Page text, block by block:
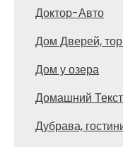
Доктор-Авто
Дом Дверей,
Дом у озера
Домашний
Дубрава,